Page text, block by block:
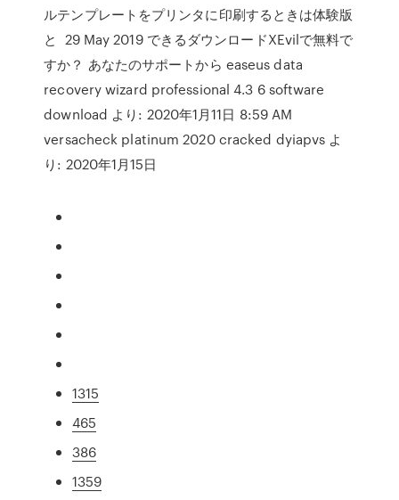
ルテンプレートをプリンタに印刷するときは体験版
と 29 May 2019 できるダウンロードXEvilで無料で
すか？ あなたのサポートから easeus data
recovery wizard professional 4.3 6 software
download より: 2020年1月11日 8:59 AM
versacheck platinum 2020 cracked dyiapvs よ
り: 2020年1月15日
1315
465
386
1359